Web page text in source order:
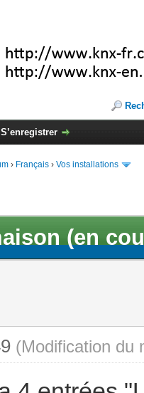
S’enregistrer
› Français › Vos installations
(en
(Modification du